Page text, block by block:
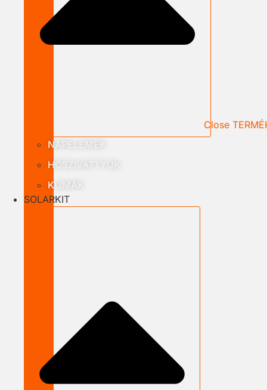
Close
NAPELEMEK
HŐSZIVATTYÚK
KLÍMÁK
SOLARKIT